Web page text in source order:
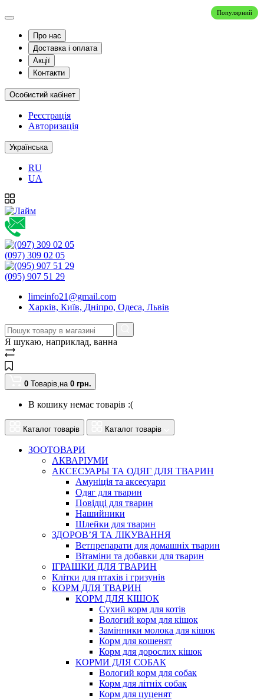
Про нас
Доставка і оплата
Акції
Контакти
Особистий кабінет
Реєстрація
Авторизація
Українська
RU
UA
(097) 309 02 05
(095) 907 51 29
limeinfo21@gmail.com
Харків, Київ, Дніпро, Одеса, Львів
Я шукаю, наприклад, ванна
0 Товарів,на 0 грн.
В кошику немає товарів :(
Каталог товарів Каталог товарів
ЗООТОВАРИ
АКВАРІУМИ
АКСЕСУАРЫ ТА ОДЯГ ДЛЯ ТВАРИН
Амуніція та аксесуари
Одяг для тварин
Повідці для тварин
Нашийники
Шлейки для тварин
ЗДОРОВ’Я ТА ЛІКУВАННЯ
Ветпрепарати для домашніх тварин
Вітаміни та добавки для тварин
ІГРАШКИ ДЛЯ ТВАРИН
Клітки для птахів і гризунів
КОРМ ДЛЯ ТВАРИН
КОРМ ДЛЯ КІШОК
Сухий корм для котів
Вологий корм для кішок
Замінники молока для кішок
Корм для кошенят
Корм для дорослих кішок
КОРМИ ДЛЯ СОБАК
Вологий корм для собак
Корм для літніх собак
Корм для цуценят
Популярний